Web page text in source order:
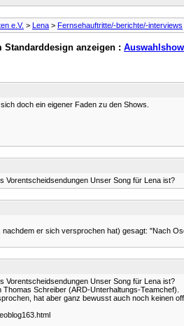
e.V. > Lena > Fernsehauftritte/-berichte/-interviews
anzeigen :
doch ein eigener Faden zu den Shows.
Vorentscheidsendungen Unser Song für Lena ist?
er sich versprochen hat) gesagt: "Nach
Vorentscheidsendungen Unser Song für Lena ist?
Schreiber (ARD-Unterhaltungs-Teamchef).
hat aber ganz bewusst auch noch keinen